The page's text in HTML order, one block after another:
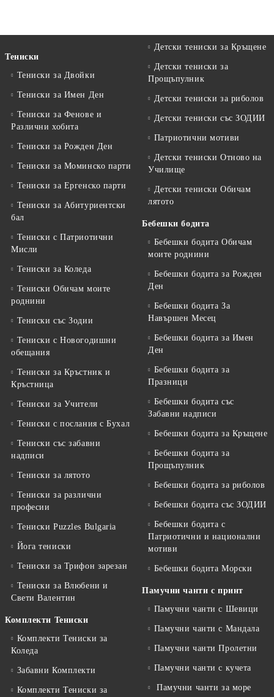
Тениски
Тениски за Двойки
Тениски за Имен Ден
Тениски за Фенове и
Различни хобита
Тениски за Рожден Ден
Тениски за Mоминско парти
Тениски за Eргенско парти
Тениски за Aбитуриентски
бал
Тениски с Патриотични
Мисли
Тениски за Коледа
Тениски Обичам моите
роднини
Тениски със Зодии
Тениски с Новогодишни
обещания
Тениски за Кръстник и
Кръстница
Тениски за Учители
Тениски с послания с Бухал
Тениски със забавни
надписи
Тениски за лятото
Тениски за различни
професии
Тениски Puzzles Bulgaria
Йога тениски
Тениски за Трифон зарезан
Тениски за Влюбени и
Свети Валентин
Комплекти Тениски
Комплекти Тениски за
Коледа
Забавни Комплекти
Комплекти Тениски за
Детски тениски за Кръщене
Детски тениски за
Прощъпулник
Детски тениски за риболов
Детски тениски със ЗОДИИ
Патриотични мотиви
Детски тениски Отново на
Училище
Детски тениски Обичам
лятото
Бебешки бодита
Бебешки бодита Обичам
моите роднини
Бебешки бодита за Рожден
Ден
Бебешки бодита За
Навършен Месец
Бебешки бодита за Имен
Ден
Бебешки бодита за
Празници
Бебешки бодита със
Забавни надписи
Бебешки бодита за Кръщене
Бебешки бодита за
Прощъпулник
Бебешки бодита за риболов
Бебешки бодита със ЗОДИИ
Бебешки бодита с
Патриотични и национални
мотиви
Бебешки бодита Морски
Памучни чанти с принт
Памучни чанти с Шевици
Памучни чанти с Мандала
Памучни чанти Пролетни
Памучни чанти с кучета
Памучни чанти за море